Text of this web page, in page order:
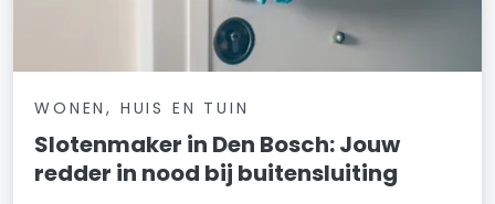
WONEN, HUIS EN TUIN
Slotenmaker in Den Bosch: Jouw
redder in nood bij buitensluiting